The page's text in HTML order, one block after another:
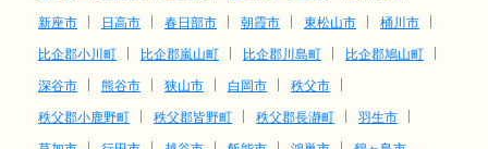
新座市
日高市 春日部市 朝霞市 東松山市
桶川市
比企郡小川町
比企郡嵐山町 比企郡川島町
比企郡鳩山町
深谷市
熊谷市 狭山市 白岡市
秩父市
秩父郡小鹿野町
秩父郡皆野町 秩父郡長瀞町
羽生市